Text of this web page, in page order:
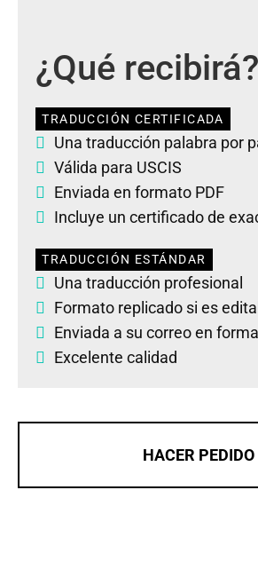
¿Qué recibirá?
TRADUCCIÓN CERTIFICADA
Una traducción palabra por
Válida para USCIS
Enviada en formato PDF
Incluye un certificado de
TRADUCCIÓN ESTÁNDAR
Una traducción profesional
Formato replicado si es
Enviada a su correo en
Excelente calidad
HACER PEDIDO